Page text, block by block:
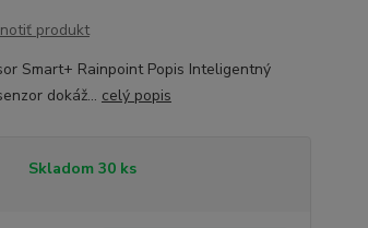
produkt
Smart+ Rainpoint Popis Inteligentný
dokáž... celý popis
Skladom 30 ks